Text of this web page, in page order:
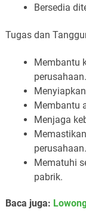
Bersedia
Tugas dan
Membantu
perusahaan.
Membantu
Menjaga
perusahaan.
Mematuhi
pabrik.
Baca juga: